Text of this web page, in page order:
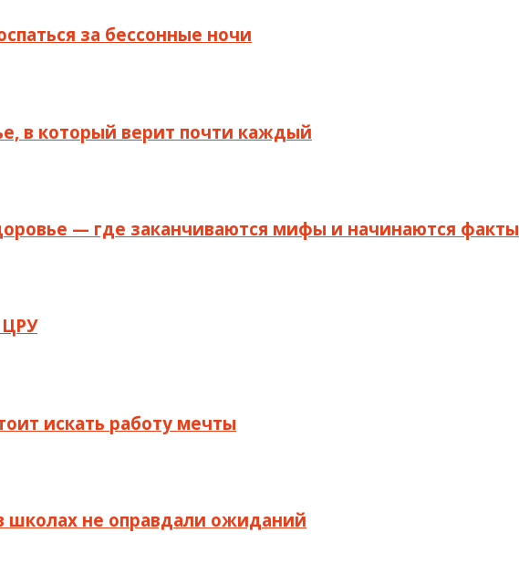
за бессонные ночи
в который верит почти каждый
— где заканчиваются мифы и начинаются факты
ЦРУ
искать работу мечты
школах не оправдали ожиданий